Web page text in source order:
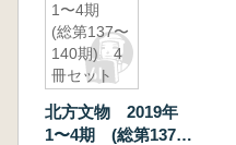
1〜4期
(総第137〜
140期) 4
冊セット
北方文物 2019年
1〜4期 (総第137〜